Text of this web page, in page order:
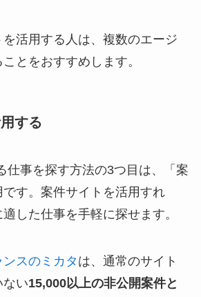
活用する人は、複数のエージ
とをおすすめします。
する
仕事を探す方法の3つ目は、「案
す。案件サイトを活用すれ
した仕事を手軽に探せます。
ンスのミカタは、通常のサイト
ない15,000以上の非公開案件と